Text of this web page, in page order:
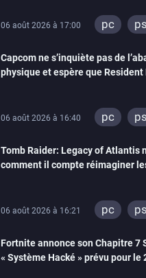
06 août 2026 à 17:00 pc
switch 2
Capcom ne s’inquiète pas de
physique et espère que Resident
06 août 2026 à 16:40 pc
switch 2
Tomb Raider: Legacy of Atlantis
comment il compte réimaginer
06 août 2026 à 16:21 pc
switch 2
Fortnite annonce son Chapitre 7
« Système Hacké » prévu pour le